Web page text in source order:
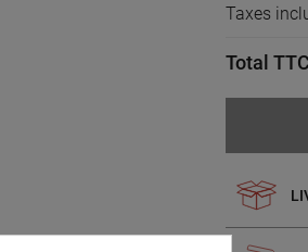
Taxes
Total TTC